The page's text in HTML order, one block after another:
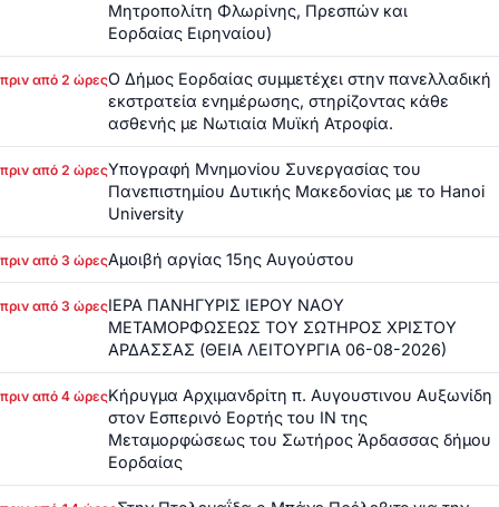
Μητροπολίτη Φλωρίνης, Πρεσπών και
Εορδαίας Ειρηναίου)
πριν από 2 ώρεςΟ Δήμος Εορδαίας συμμετέχει στην πανελλαδική
εκστρατεία ενημέρωσης, στηρίζοντας κάθε
ασθενής με Νωτιαία Μυϊκή Ατροφία.
πριν από 2 ώρεςΥπογραφή Μνημονίου Συνεργασίας του
Πανεπιστημίου Δυτικής Μακεδονίας με το Hanoi
University
πριν από 3 ώρεςΑμοιβή αργίας 15ης Αυγούστου
πριν από 3 ώρεςΙΕΡΑ ΠΑΝΗΓΥΡΙΣ ΙΕΡΟΥ ΝΑΟΥ
ΜΕΤΑΜΟΡΦΩΣΕΩΣ ΤΟΥ ΣΩΤΗΡΟΣ ΧΡΙΣΤΟΥ
ΑΡΔΑΣΣΑΣ (ΘΕΙΑ ΛΕΙΤΟΥΡΓΙΑ 06-08-2026)
πριν από 4 ώρεςΚήρυγμα Αρχιμανδρίτη π. Αυγουστινου Αυξωνίδη
στον Εσπερινό Εορτής του ΙΝ της
Μεταμορφώσεως του Σωτήρος Άρδασσας δήμου
Εορδαίας